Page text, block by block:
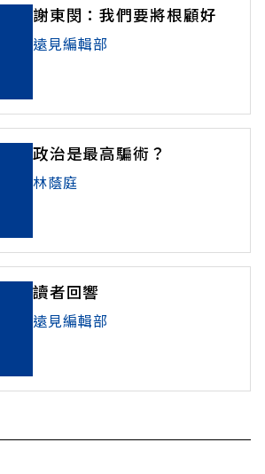
謝東閔：我們要將根顧好
遠見編輯部
政治是最高騙術？
林蔭庭
讀者回響
遠見編輯部